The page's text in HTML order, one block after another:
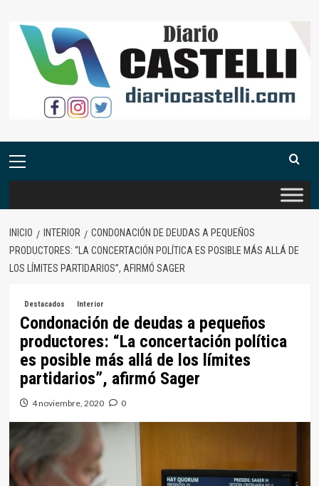
contenido
Menú
INICIO INTERIOR
CONDONACIÓN DE DEUDAS A PEQUEÑOS
PRODUCTORES: “LA CONCERTACIÓN POLÍTICA ES POSIBLE MÁS ALLÁ DE
LOS LÍMITES PARTIDARIOS”, AFIRMÓ SAGER
Destacados Interior
Condonación de deudas a pequeños
productores: “La concertación política
es posible más allá de los límites
partidarios”, afirmó Sager
4 noviembre, 2020 0